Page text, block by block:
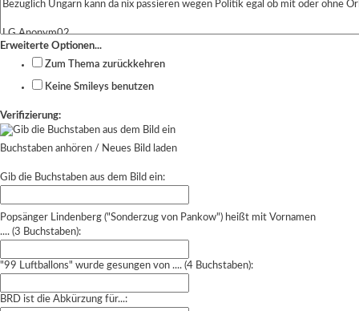
Erweiterte Optionen...
Zum Thema zurückkehren
Keine Smileys benutzen
Verifizierung:
Buchstaben anhören / Neues Bild laden
Gib die Buchstaben aus dem Bild ein:
Popsänger Lindenberg ("Sonderzug von Pankow") heißt mit Vornamen
.... (3 Buchstaben):
"99 Luftballons" wurde gesungen von .... (4 Buchstaben):
BRD ist die Abkürzung für...: